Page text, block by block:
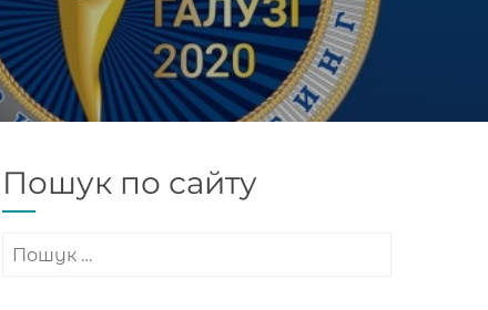
Пошук по сайту
Пошук: